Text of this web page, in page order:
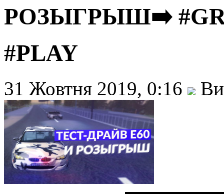
РОЗЫГРЫШ➡️
#PLAY
31 Жовтня 2019, 0:16